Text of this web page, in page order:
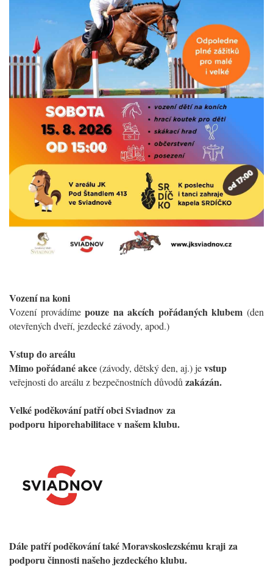
Vození na koni
Vození provádímepouze na akcích pořádaných klubem (den
otevřených dveří, jezdecké závody, apod.)
Vstup do areálu
Mimo pořádané akce(závody, dětský den, aj.) jevstup
veřejnosti do areálu z bezpečnostních důvodů zakázán.
Velké poděkování patří obci Sviadnov za
podporu hiporehabilitace v našem klubu.
Dále patří poděkování také Moravskoslezskému kraji za
podporu činnosti našeho jezdeckého klubu.